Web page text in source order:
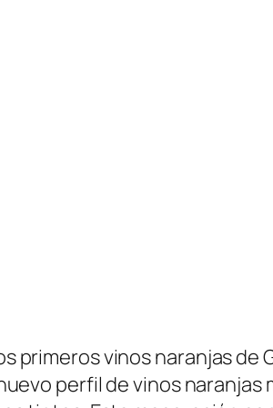
primeros vinos naranjas
perfil de vinos naranjas